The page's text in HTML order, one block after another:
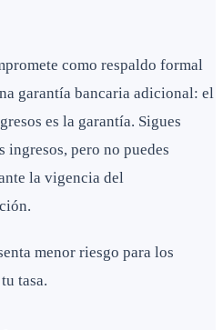
como respaldo formal
garantía bancaria adicional: el
es la garantía. Sigues
pero no puedes
la vigencia del
menor riesgo para los
tasa.